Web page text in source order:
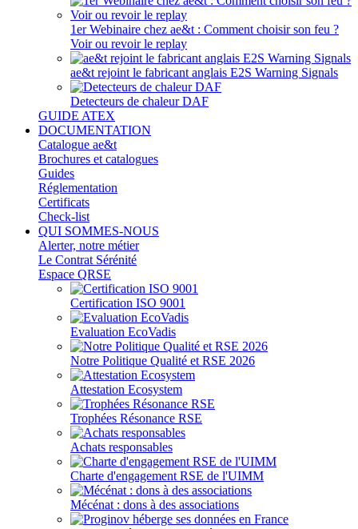
1er Webinaire chez ae&t : Comment choisir son feu ?
Voir ou revoir le replay
ae&t rejoint le fabricant anglais E2S Warning Signals
Detecteurs de chaleur DAF
GUIDE ATEX
DOCUMENTATION
Catalogue ae&t
Brochures et catalogues
Guides
Réglementation
Certificats
Check-list
QUI SOMMES-NOUS
Alerter, notre métier
Le Contrat Sérénité
Espace QRSE
Certification ISO 9001
Evaluation EcoVadis
Notre Politique Qualité et RSE 2026
Attestation Ecosystem
Trophées Résonance RSE
Achats responsables
Charte d'engagement RSE de l'UIMM
Mécénat : dons à des associations